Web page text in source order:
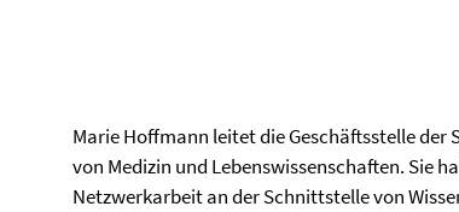
Marie Hoffmann leitet die Geschäftsstelle
von Medizin und Lebenswissenschaften. Sie
Netzwerkarbeit an der Schnittstelle von